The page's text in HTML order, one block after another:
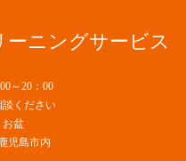
ニングサービス
～20：00
ください
お盆
児島市内